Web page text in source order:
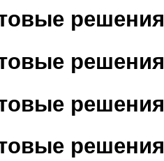
решения
решения
решения
решения